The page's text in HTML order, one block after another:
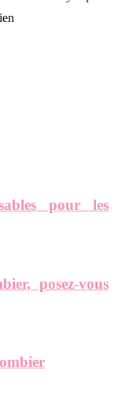
pour les
posez-vous